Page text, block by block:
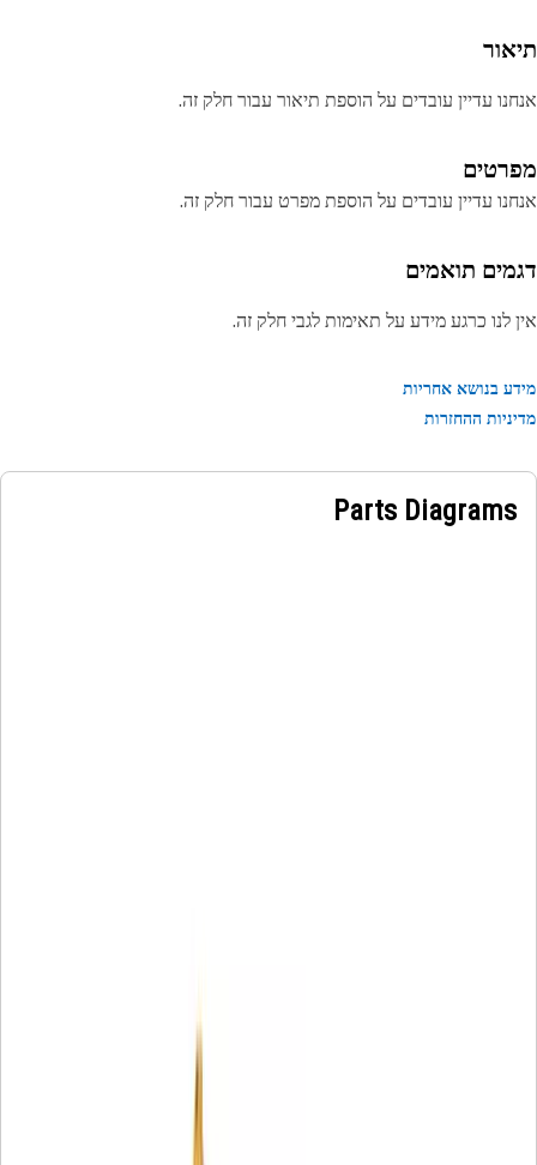
עדיין עובדים על הוספת תיאור עבור חלק זה.
עדיין עובדים על הוספת מפרט עבור חלק זה.
תואמים
לנו כרגע מידע על תאימות לגבי חלק זה.
בנושא אחריות
ההחזרות
Parts Diagrams